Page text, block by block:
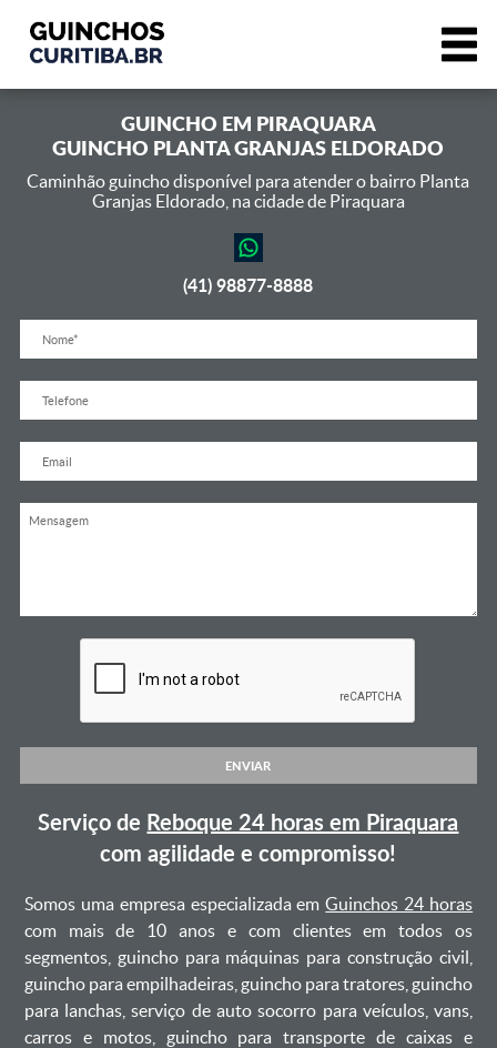
GUINCHO EM PIRAQUARA
GUINCHO PLANTA GRANJAS ELDORADO
Caminhão guincho disponível para atender o bairro Planta
Granjas Eldorado, na cidade de Piraquara
(41) 98877-8888
ENVIAR
Serviço de Reboque 24 horas em Piraquara
com agilidade e compromisso!
Somos uma empresa especializada emGuinchos 24 horas
com mais de 10 anos e com clientes em todos os
segmentos, guincho para máquinas para construção civil,
guincho para empilhadeiras, guincho para tratores, guincho
para lanchas, serviço de auto socorro para veículos, vans,
carros e motos, guincho para transporte de caixas e